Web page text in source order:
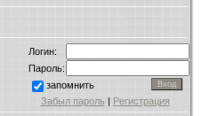
Логин:
Пароль:
запомнить
Забыл пароль | Регистрация